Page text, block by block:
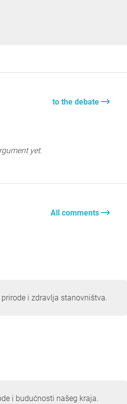
to the debate
yet.
All comments
i zdravlja stanovništva.
i budućnosti našeg kraja.